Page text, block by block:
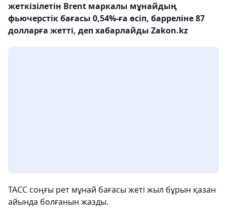
жеткізілетін Brent маркалы мұнайдың
фьючерстік бағасы 0,54%-ға өсіп, барреліне 87
долларға жетті, деп хабарлайды Zakon.kz
ТАСС соңғы рет мұнай бағасы жеті жыл бұрын қазан
айында болғанын жазды.